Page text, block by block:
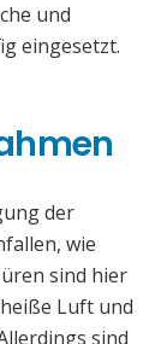
und
eingesetzt.
der
wie
sind hier
Luft und
sind